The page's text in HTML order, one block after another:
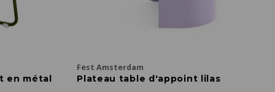
en métal
Fest Amsterdam
Plateau table d'appoint lilas